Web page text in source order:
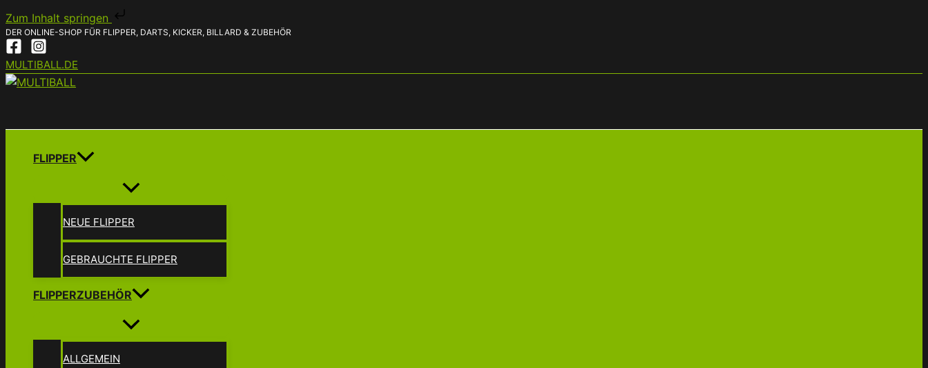
Zum Inhalt springen
Zum
Inhalt
springen
DER ONLINE-SHOP FÜR FLIPPER, DARTS, KICKER, BILLARD & ZUBEHÖR
MULTIBALL.DE
FLIPPER
NEUE FLIPPER
GEBRAUCHTE FLIPPER
FLIPPERZUBEHÖR
ALLGEMEIN